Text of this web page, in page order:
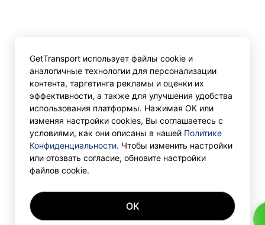
GetTransport использует файлы cookie и
аналогичные технологии для персонализации
контента, таргетинга рекламы и оценки их
эффективности, а также для улучшения удобства
использования платформы. Нажимая ОК или
изменяя настройки cookies, Вы соглашаетесь с
условиями, как они описаны в нашей Политике
Конфиденциальности. Чтобы изменить настройки
или отозвать согласие, обновите настройки
файлов cookie.
OK